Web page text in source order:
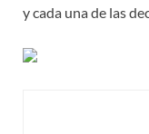
y cada una de las